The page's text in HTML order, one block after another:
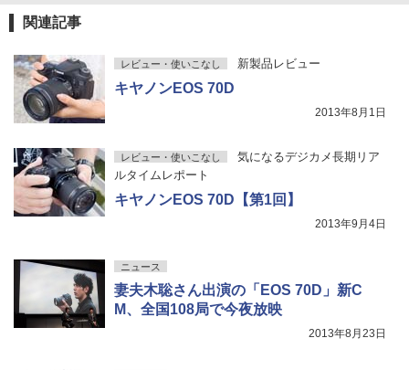
関連記事
レビュー・使いこなし 新製品レビュー
キヤノンEOS 70D
2013年8月1日
レビュー・使いこなし
気になるデジカメ長期リア
ルタイムレポート
キヤノンEOS 70D【第1回】
2013年9月4日
ニュース
妻夫木聡さん出演の「EOS 70D」新C
M、全国108局で今夜放映
2013年8月23日